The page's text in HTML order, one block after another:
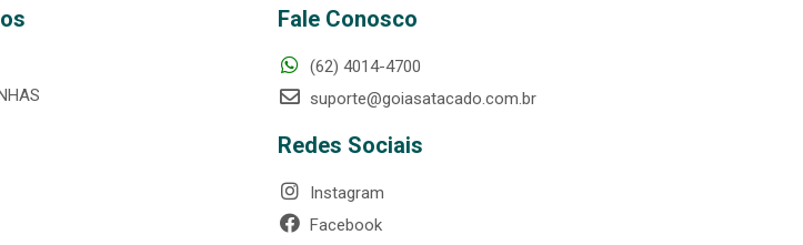
Fale Conosco
(62) 4014-4700
suporte@goiasatacado.com.br
Redes Sociais
Instagram
Facebook